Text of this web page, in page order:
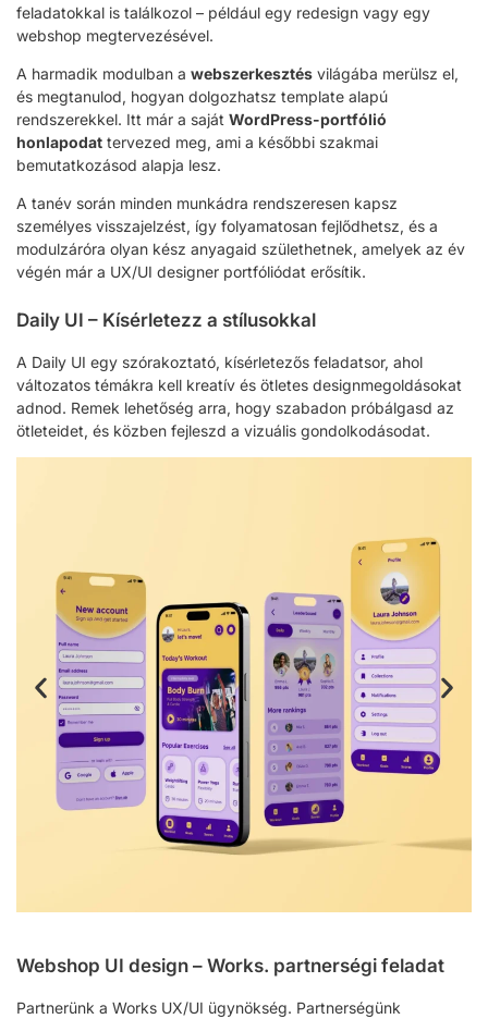
feladatokkal is találkozol – például egy redesign vagy egy
webshop megtervezésével.
A harmadik modulban a webszerkesztés világába merülsz el,
és megtanulod, hogyan dolgozhatsz template alapú
rendszerekkel. Itt már a saját WordPress-portfólió
honlapodat tervezed meg, ami a későbbi szakmai
bemutatkozásod alapja lesz.
A tanév során minden munkádra rendszeresen kapsz
személyes visszajelzést, így folyamatosan fejlődhetsz, és a
modulzáróra olyan kész anyagaid születhetnek, amelyek az év
végén már a UX/UI designer portfóliódat erősítik.
Daily UI – Kísérletezz a stílusokkal
A Daily UI egy szórakoztató, kísérletezős feladatsor, ahol
változatos témákra kell kreatív és ötletes designmegoldásokat
adnod. Remek lehetőség arra, hogy szabadon próbálgasd az
ötleteidet, és közben fejleszd a vizuális gondolkodásodat.
Webshop UI design – Works. partnerségi feladat
Partnerünk a Works UX/UI ügynökség. Partnerségünk